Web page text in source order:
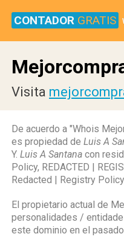
CONTADOR GRATIS
Visita
De acuerdo a "Whois
es propiedad de Luis A
Y. Luis A Santana con
Policy, REDACTED |
Redacted | Registry
El propietario actual de
personalidades /
este dominio en el